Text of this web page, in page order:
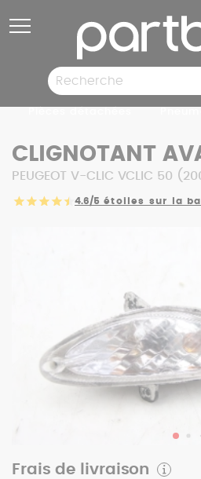
CLIGNOTANT
PEUGEOT V-CLIC VCLIC 50
4.6/5 étoiles sur la
Frais de livraison